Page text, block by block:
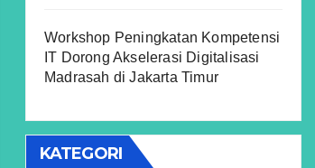
Workshop Peningkatan Kompetensi
IT Dorong Akselerasi Digitalisasi
Madrasah di Jakarta Timur
KATEGORI